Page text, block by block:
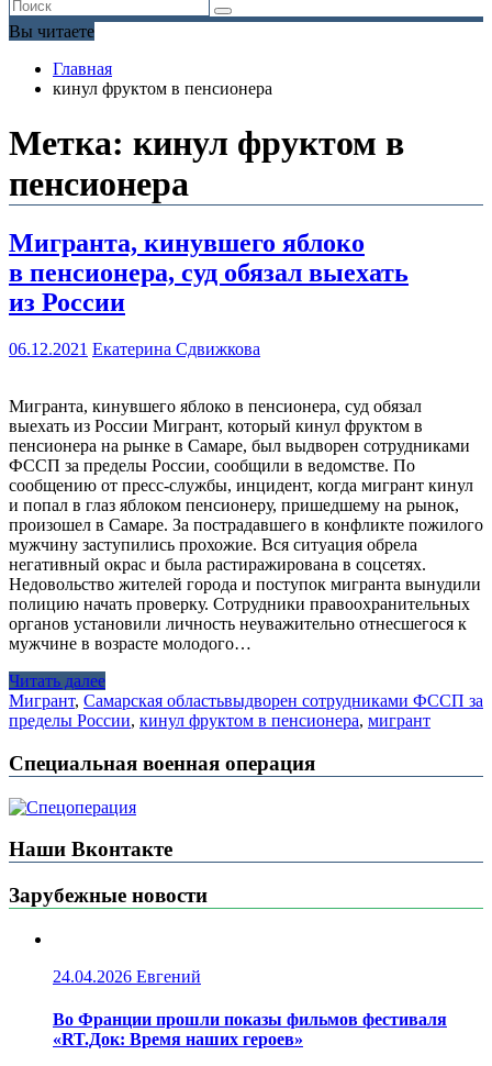
Вы читаете
Главная
кинул фруктом в пенсионера
Метка: кинул фруктом в
пенсионера
Мигранта, кинувшего яблоко
в пенсионера, суд обязал выехать
из России
06.12.2021 Екатерина Сдвижкова
Мигранта, кинувшего яблоко в пенсионера, суд обязал
выехать из России Мигрант, который кинул фруктом в
пенсионера на рынке в Самаре, был выдворен сотрудниками
ФССП за пределы России, сообщили в ведомстве. По
сообщению от пресс-службы, инцидент, когда мигрант кинул
и попал в глаз яблоком пенсионеру, пришедшему на рынок,
произошел в Самаре. За пострадавшего в конфликте пожилого
мужчину заступились прохожие. Вся ситуация обрела
негативный окрас и была растиражирована в соцсетях.
Недовольство жителей города и поступок мигранта вынудили
полицию начать проверку. Сотрудники правоохранительных
органов установили личность неуважительно отнесшегося к
мужчине в возрасте молодого…
Читать далее
Мигрант, Самарская областьвыдворен сотрудниками ФССП за
пределы России, кинул фруктом в пенсионера, мигрант
Специальная военная операция
Наши Вконтакте
Зарубежные новости
24.04.2026 Евгений
Во Франции прошли показы фильмов фестиваля
«RT.Док: Время наших героев»